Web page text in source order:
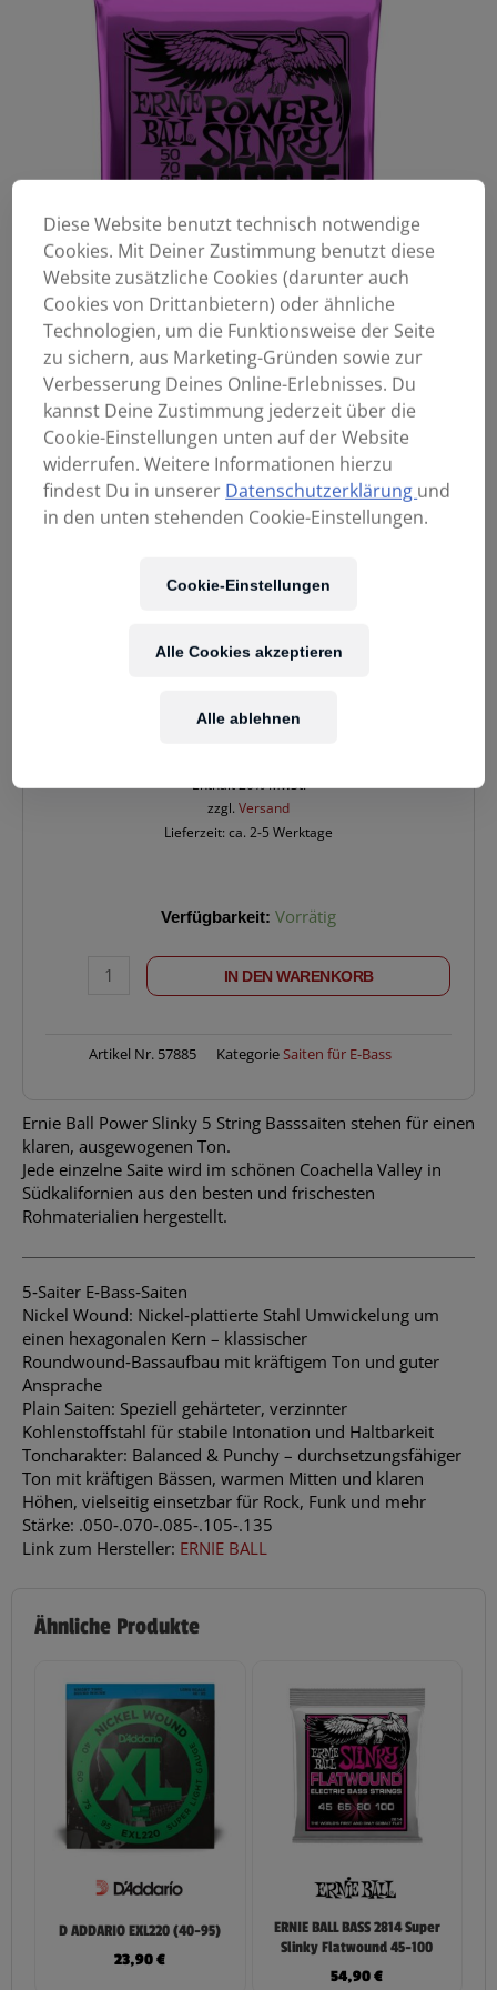
33,90
Enthält 20% MwSt.
zzgl. Versand
Lieferzeit: ca. 2-5 Werktage
Verfügbarkeit: Vorrätig
IN DEN WARENKORB
Artikel Nr. 57885 KategorieSaiten für E-Bass
Ernie Ball Power Slinky 5 String Basssaiten stehen für einen
klaren, ausgewogenen Ton.
Jede einzelne Saite wird im schönen Coachella Valley in
Südkalifornien aus den besten und frischesten
Rohmaterialien hergestellt.
5‑Saiter E‑Bass‑Saiten
Nickel Wound: Nickel‑plattierte Stahl Umwickelung um
einen hexagonalen Kern – klassischer
Roundwound‑Bassaufbau mit kräftigem Ton und guter
Ansprache
Plain Saiten: Speziell gehärteter, verzinnter
Kohlenstoffstahl für stabile Intonation und Haltbarkeit
Toncharakter: Balanced & Punchy – durchsetzungsfähiger
Ton mit kräftigen Bässen, warmen Mitten und klaren
Höhen, vielseitig einsetzbar für Rock, Funk und mehr
Stärke: .050‑.070‑.085‑.105‑.135
Link zum Hersteller: ERNIE BALL
Ähnliche Produkte
D ADDARIO EXL220 (40-95)
23,90€
ERNIE BALL BASS 2814 Super
Slinky Flatwound 45-100
54,90€
Diese Website benutzt technisch notwendige
Cookies. Mit Deiner Zustimmung benutzt diese
Website zusätzliche Cookies (darunter auch
Cookies von Drittanbietern) oder ähnliche
Technologien, um die Funktionsweise der Seite
zu sichern, aus Marketing-Gründen sowie zur
Verbesserung Deines Online-Erlebnisses. Du
kannst Deine Zustimmung jederzeit über die
Cookie-Einstellungen unten auf der Website
widerrufen. Weitere Informationen hierzu
findest Du in unserer Datenschutzerklärung und
in den unten stehenden Cookie-Einstellungen.
Cookie-Einstellungen
Alle ablehnen
Alle Cookies akzeptieren